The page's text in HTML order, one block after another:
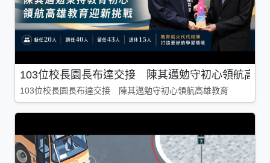
103位校長園長布達交接 陳其邁勉守初心領航高雄
103位校長園長布達交接 陳其邁勉守初心領航高雄教育